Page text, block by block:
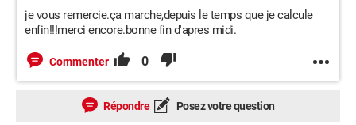
je vous remercie.ça marche,depuis le temps que je calcule
enfin!!!merci encore.bonne fin d'apres midi.
Commenter 0
Répondre Posez votre question